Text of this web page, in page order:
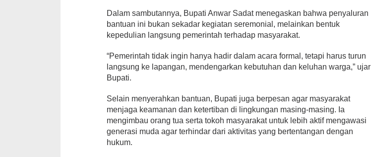
Dalam sambutannya, Bupati Anwar Sadat menegaskan bahwa penyaluran
bantuan ini bukan sekadar kegiatan seremonial, melainkan bentuk
kepedulian langsung pemerintah terhadap masyarakat.
“Pemerintah tidak ingin hanya hadir dalam acara formal, tetapi harus turun
langsung ke lapangan, mendengarkan kebutuhan dan keluhan warga,” ujar
Bupati.
Selain menyerahkan bantuan, Bupati juga berpesan agar masyarakat
menjaga keamanan dan ketertiban di lingkungan masing-masing. Ia
mengimbau orang tua serta tokoh masyarakat untuk lebih aktif mengawasi
generasi muda agar terhindar dari aktivitas yang bertentangan dengan
hukum.